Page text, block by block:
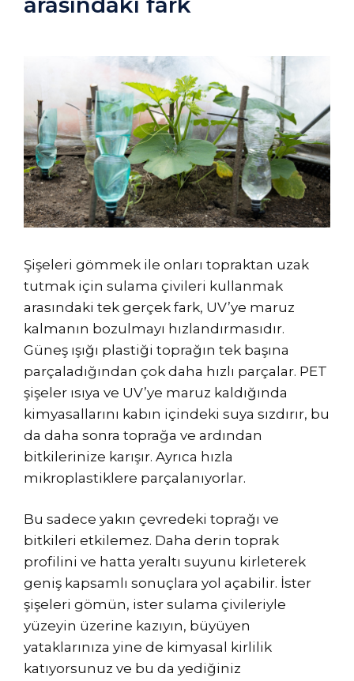
Şişeleri gömmek ile onları topraktan uzak
tutmak için sulama çivileri kullanmak
arasındaki tek gerçek fark, UV’ye maruz
kalmanın bozulmayı hızlandırmasıdır.
Güneş ışığı plastiği toprağın tek başına
parçaladığından çok daha hızlı parçalar. PET
şişeler ısıya ve UV’ye maruz kaldığında
kimyasallarını kabın içindeki suya sızdırır, bu
da daha sonra toprağa ve ardından
bitkilerinize karışır. Ayrıca hızla
mikroplastiklere parçalanıyorlar.
Bu sadece yakın çevredeki toprağı ve
bitkileri etkilemez. Daha derin toprak
profilini ve hatta yeraltı suyunu kirleterek
geniş kapsamlı sonuçlara yol açabilir. İster
şişeleri gömün, ister sulama çivileriyle
yüzeyin üzerine kazıyın, büyüyen
yataklarınıza yine de kimyasal kirlilik
katıyorsunuz ve bu da yediğiniz